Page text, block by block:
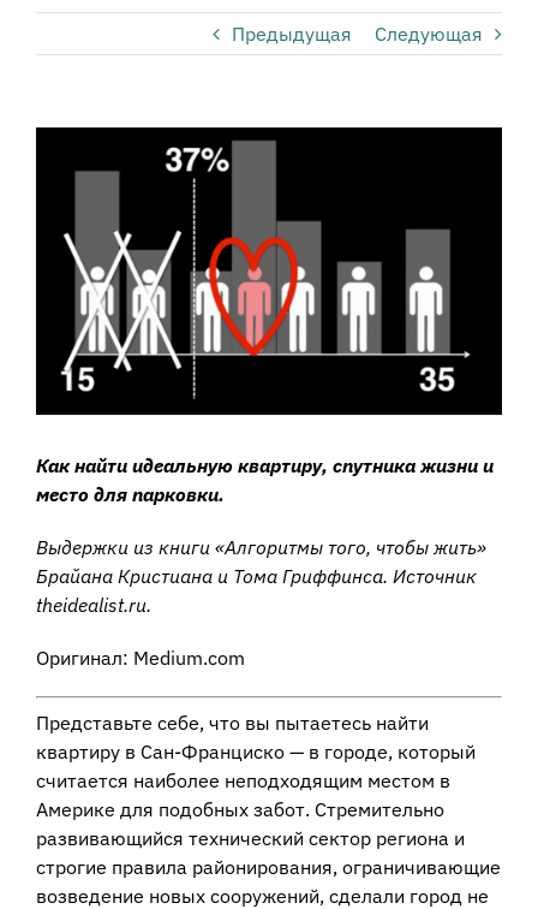
Предыдущая Следующая
Larger
Как найти идеальную квартиру, спутника жизни и
место для парковки.
Выдержки из книги «Алгоритмы того, чтобы жить»
Брайана Кристиана и Тома Гриффинса. Источник
theidealist.ru.
Оригинал: Medium.com
Представьте себе, что вы пытаетесь найти
квартиру в Сан-Франциско — в городе, который
считается наиболее неподходящим местом в
Америке для подобных забот. Стремительно
развивающийся технический сектор региона и
строгие правила районирования, ограничивающие
возведение новых сооружений, сделали город не